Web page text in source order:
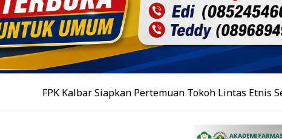
FPK Kalbar Siapkan Pertemuan Tokoh Lintas Etnis Se-